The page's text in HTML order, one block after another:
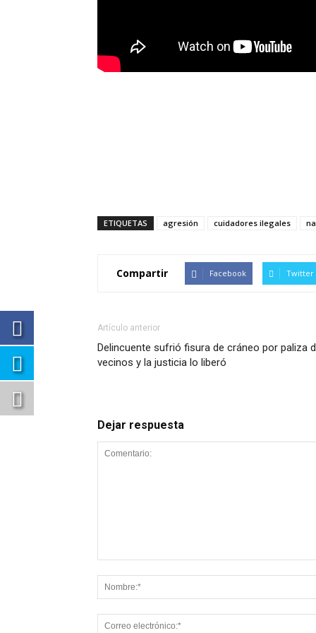
ETIQUETAS agresión cuidadores ilegales
Compartir Facebook Twitter
Artículo anterior
Delincuente sufrió fisura de cráneo por paliza
vecinos y la justicia lo liberó
Dejar respuesta